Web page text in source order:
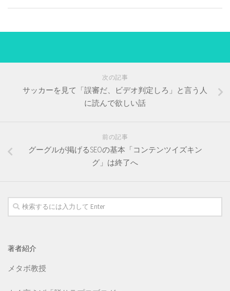
次の記事
サッカーを見て「誤審だ、ビデオ判定しろ」と言う人
に読んで欲しい話
前の記事
グーグルが掲げるSEOの基本「コンテンツイズキン
グ」は終了へ
著者紹介
メタボ教授